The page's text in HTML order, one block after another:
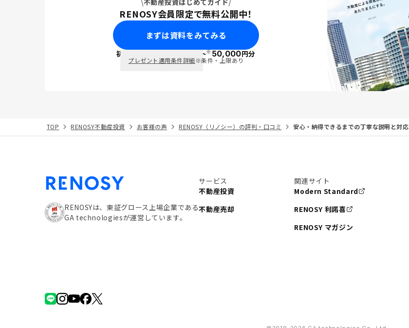
RENOSY会員限定で無料公開中！
まずは資料をみてみる
初回面談で ポイント※50,000円分
プレゼント適用条件詳細※条件・上限あり
TOP RENOSY不動産投資 お客様の声 RENOSY（リノシー）の評判・口コミ 安心・納得できるまでの丁寧な説明と対応
RENOSYは、東証グロース上場企業である
GA technologiesが運営しています。
サービス
不動産投資
不動産売却
関連サイト
Modern Standard
RENOSY 利諾喜
RENOSY マガジン